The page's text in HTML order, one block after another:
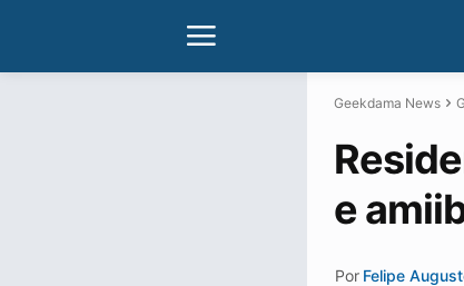
Geekdama News
e
Por Felipe